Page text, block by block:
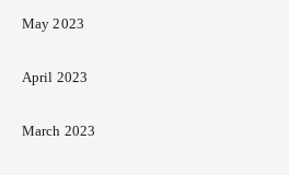
May 2023
April 2023
March 2023